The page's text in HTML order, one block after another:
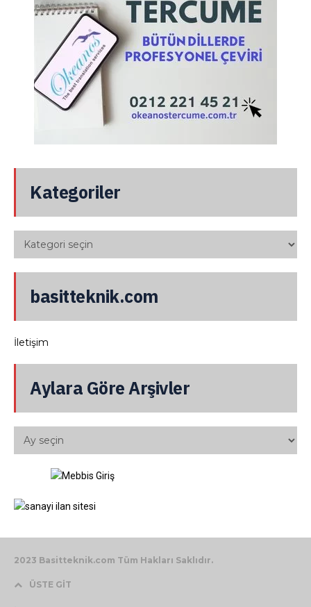
Kategoriler
basitteknik.com
İletişim
Aylara Göre Arşivler
2023 Basitteknik.com Tüm Hakları Saklıdır.
ÜSTE GİT